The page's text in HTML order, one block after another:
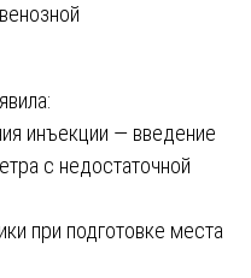
инъекции — введение
с недостаточной
при подготовке места